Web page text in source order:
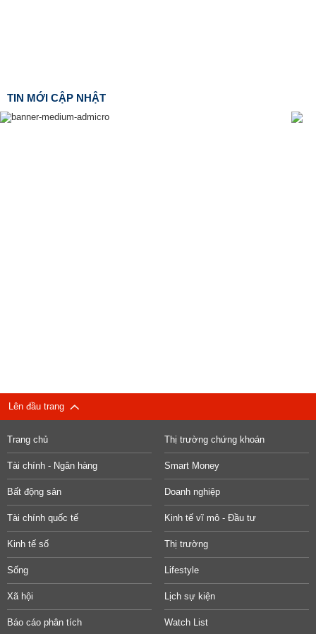
TIN MỚI CẬP NHẬT
Lên đầu trang
Trang chủ Thị trường chứng khoán
Tài chính - Ngân hàng Smart Money
Bất động sản Doanh nghiệp
Tài chính quốc tế Kinh tế vĩ mô - Đầu tư
Kinh tế số Thị trường
Sống Lifestyle
Xã hội Lịch sự kiện
Báo cáo phân tích Watch List